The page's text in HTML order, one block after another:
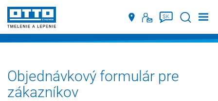
SK Suche
Objednávkový formulár pre
zákazníkov